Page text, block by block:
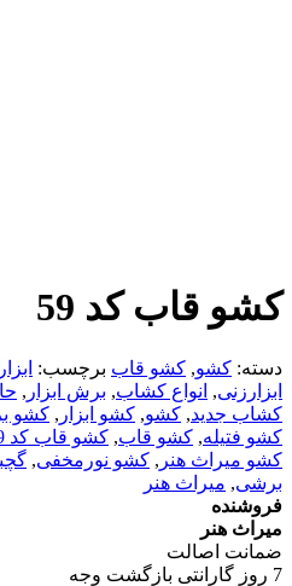
کشو قاب کد 59
دسته: کشو, کشو قاب برچسب: ابزار
ابزارزنی, انواع کشاب, برش ابزار ,
کشاب جدید, کشو, کشو ابزار , کشو
کشو فتیله, کشو قاب, کشو قاب کد 59
کشو میراث هنر , کشو نورمخفی,
برشی, میراث هنر
فروشنده
میراث هنر
ضمانت اصالت
7 روز گارانتی بازگشت وجه